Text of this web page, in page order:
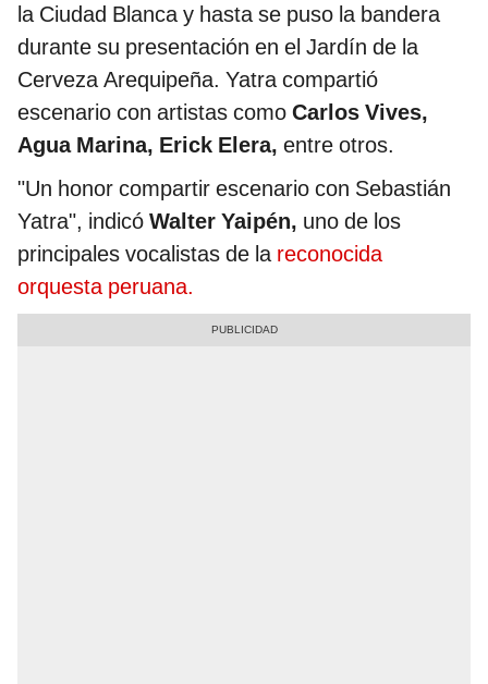
la Ciudad Blanca y hasta se puso la bandera
durante su presentación en el Jardín de la
Cerveza Arequipeña. Yatra compartió
escenario con artistas como Carlos Vives,
Agua Marina, Erick Elera, entre otros.
"Un honor compartir escenario con Sebastián
Yatra", indicó Walter Yaipén, uno de los
principales vocalistas de la reconocida
orquesta peruana.